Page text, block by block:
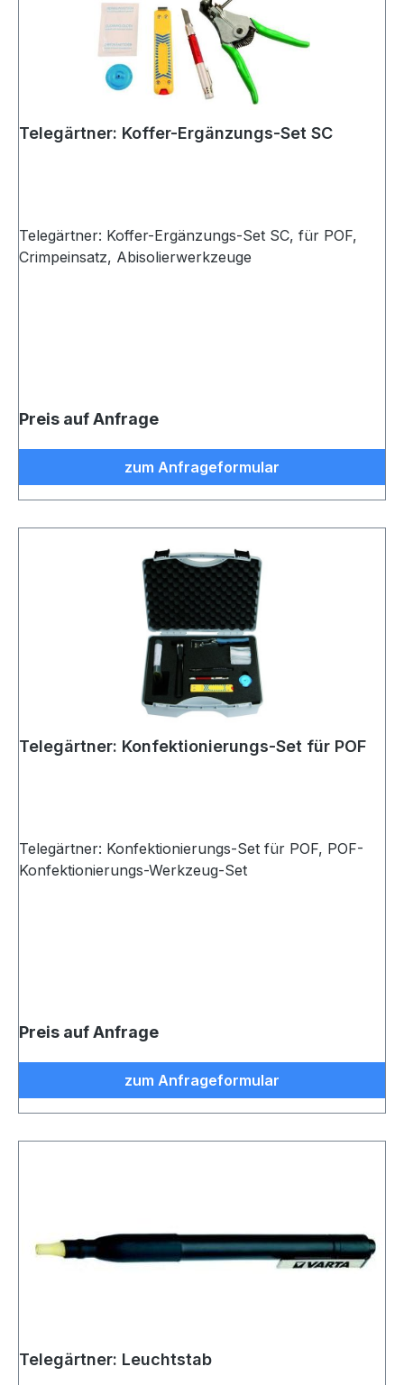
Telegärtner: Koffer-Ergänzungs-Set SC
Telegärtner: Koffer-Ergänzungs-Set SC, für POF,
Crimpeinsatz, Abisolierwerkzeuge
Preis auf Anfrage
zum Anfrageformular
Telegärtner: Konfektionierungs-Set für POF
Telegärtner: Konfektionierungs-Set für POF, POF-
Konfektionierungs-Werkzeug-Set
Preis auf Anfrage
zum Anfrageformular
Telegärtner: Leuchtstab